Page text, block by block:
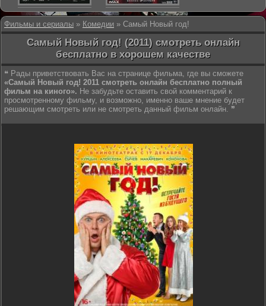
Фильмы и сериалы » Комедии » Самый Новый год!
Самый Новый год! (2011) смотреть онлайн
бесплатно в хорошем качестве
❝ Рады приветствовать Вас на странице фильма, где вы сможете
«Самый Новый год! 2011 смотреть онлайн бесплатно полный
фильм на киного». Не забудьте оставить свой комментарий к
просмотренному фильму, и возможно, именно ваше мнение будет
решающим смотреть или не смотреть данный фильм онлайн. ❞